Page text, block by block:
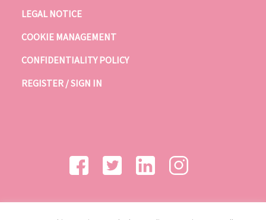
LEGAL NOTICE
COOKIE MANAGEMENT
CONFIDENTIALITY POLICY
REGISTER / SIGN IN